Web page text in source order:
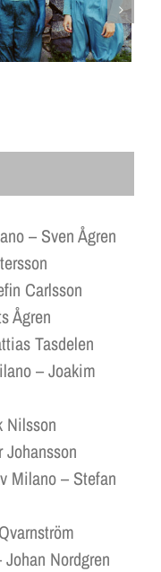
– Sven Ågren
Carlsson
Ågren
Tasdelen
– Joakim
Nilsson
Milano – Stefan
Nordgren